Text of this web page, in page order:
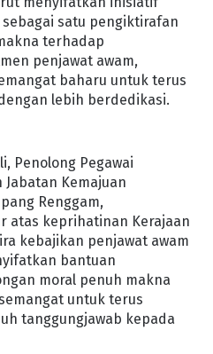
satu pengiktirafan
terhadap
penjawat awam,
baharu untuk terus
lebih berdedikasi.
Penolong Pegawai
Kemajuan
Renggam,
atas keprihatinan Kerajaan
kebajikan penjawat awam
bantuan
moral penuh makna
untuk terus
tanggungjawab kepada